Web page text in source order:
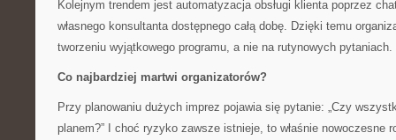
Kolejnym trendem jest automatyzacja obsługi klienta poprzez
własnego konsultanta dostępnego całą dobę. Dzięki temu
tworzeniu wyjątkowego programu, a nie na rutynowych pytaniach.
Co najbardziej martwi organizatorów?
Przy planowaniu dużych imprez pojawia się pytanie: „Czy
planem?” I choć ryzyko zawsze istnieje, to właśnie nowoczesne